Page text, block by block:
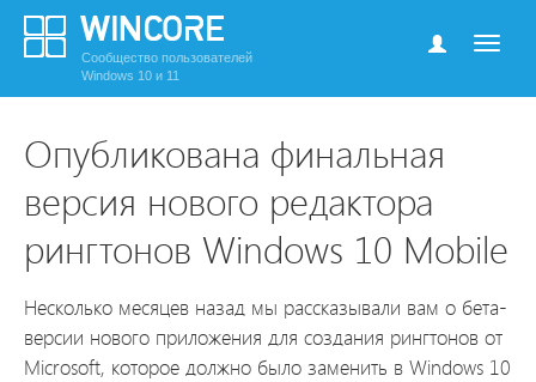
Сообщество пользователей
Windows 10 и 11
Опубликована финальная
версия нового редактора
рингтонов Windows 10 Mobile
Несколько месяцев назад мы рассказывали вам о бета-
версии нового приложения для создания рингтонов от
Microsoft, которое должно было заменить в Windows 10